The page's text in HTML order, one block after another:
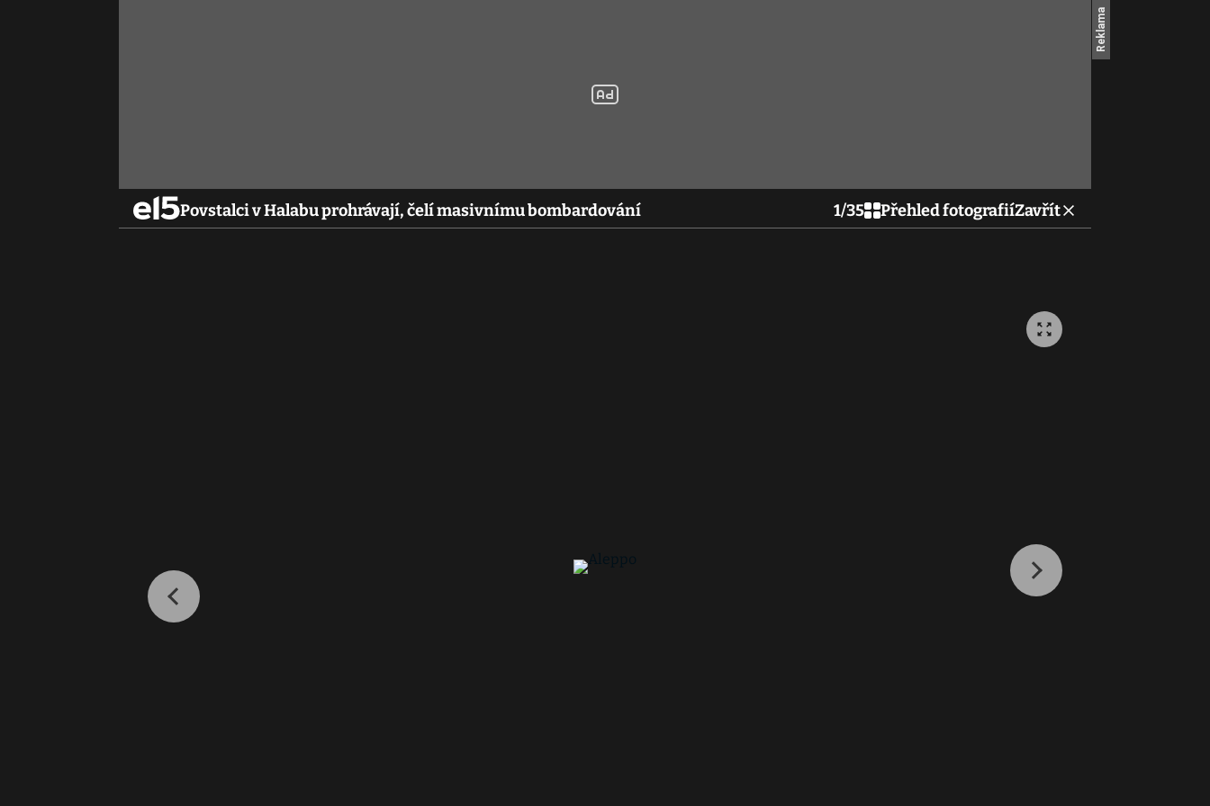
Povstalci v Halabu prohrávají, čelí masivnímu bombardování 1/35 Přehled fotografiíZavřít